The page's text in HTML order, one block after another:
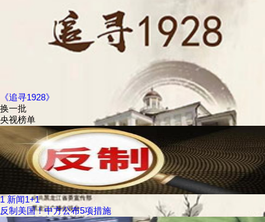
《追寻1928》
换一批
央视榜单
1 新闻1+1
反制美国！中方公布5项措施